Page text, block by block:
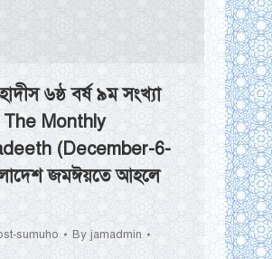
৬ষ্ঠ বর্ষ ৯ম সংখ্যা
The Monthly
(December-6-
জমঈয়তে আহলে
sumuho Byjamadmin